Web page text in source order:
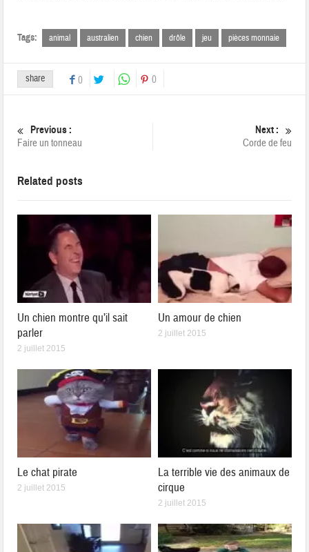
Tags: animal australien chien drôle jeu pièces monnaie
share 0 0
Previous :
Faire un tonneau
Next :
Corde de feu
Related posts
Un chien montre qu’il sait
parler
2 juillet 2015
Un amour de chien
2 juillet 2015
Le chat pirate
2 juillet 2015
La terrible vie des animaux de
cirque
2 juillet 2015